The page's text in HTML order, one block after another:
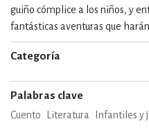
guiño cómplice a los niños, y
fantásticas aventuras que
Categoría
Palabras clave
Cuento Literatura Infantiles y